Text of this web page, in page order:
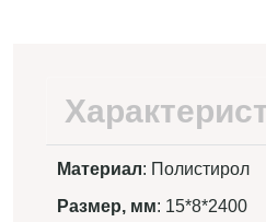
Материал: Полистирол
Размер, мм: 15*8*2400